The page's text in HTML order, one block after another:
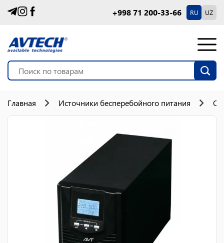
+998 71 200-33-66 RU UZ
Главная Источники бесперебойного питания